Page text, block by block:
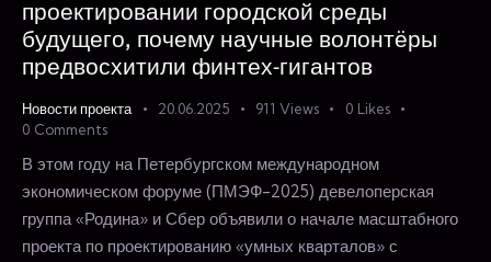
проектировании городской среды
будущего, почему научные волонтёры
предвосхитили финтех-гигантов
Новости проекта 20.06.2025 911 Views 0 Likes
0 Comments
В этом году на Петербургском международном
экономическом форуме (ПМЭФ-2025) девелоперская
группа «Родина» и Сбер объявили о начале масштабного
проекта по проектированию «умных кварталов» с